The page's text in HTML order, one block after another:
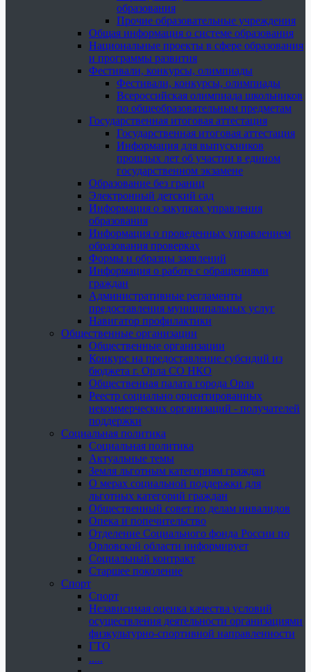
образования
Прочие образовательные учреждения
Общая информация о системе образования
Национальные проекты в сфере образования
и программы развития
Фестивали, конкурсы, олимпиады
Фестивали, конкурсы, олимпиады
Всероссийская олимпиада школьников
по общеобразовательным предметам
Государственная итоговая аттестация
Государственная итоговая аттестация
Информация для выпускников
прошлых лет об участии в едином
государственном экзамене
Образование без границ
Электронный детский сад
Информация о закупках управления
образования
Информация о проведенных управлением
образования проверках
Формы и образцы заявлений
Информация о работе с обращениями
граждан
Административные регламенты
предоставления муниципальных услуг
Навигатор профилактики
Общественные организации
Общественные организации
Конкурс на предоставление субсидий из
бюджета г. Орла СО НКО
Общественная палата города Орла
Реестр социально ориентированных
некоммерческих организаций - получателей
поддержки
Социальная политика
Социальная политика
Актуальные темы
Земля льготным категориям граждан
О мерах социальной поддержки для
льготных категорий граждан
Общественный совет по делам инвалидов
Опека и попечительство
Отделение Социального фонда России по
Орловской области информирует
Социальный контракт
Старшее поколение
Спорт
Спорт
Независимая оценка качества условий
осуществления деятельности организациями
физкультурно-спортивной направленности
ГТО
.....